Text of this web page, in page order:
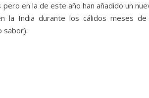
en la de este año han añadido un
la India durante los cálidos meses de
sabor).